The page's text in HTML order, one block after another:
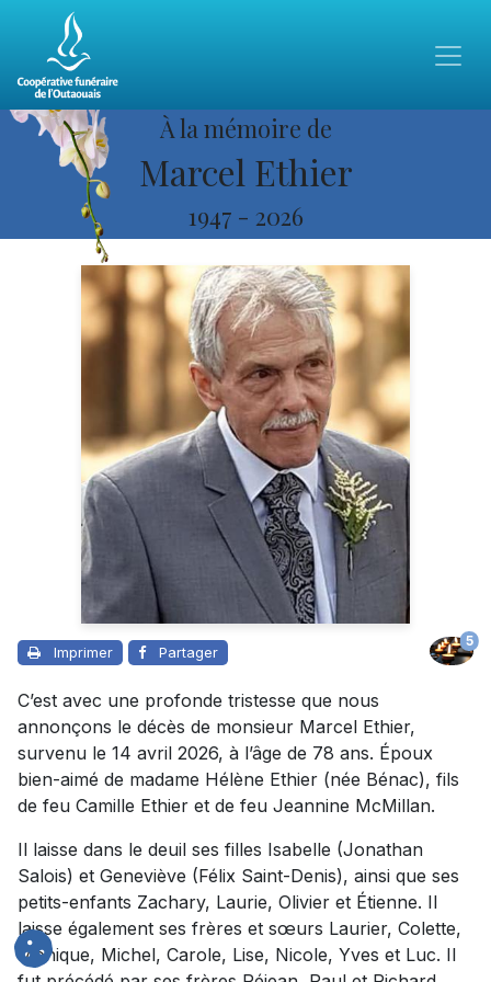
À la mémoire de
Marcel Ethier
1947 - 2026
Imprimer Partager
5
C’est avec une profonde tristesse que nous
annonçons le décès de monsieur Marcel Ethier,
survenu le 14 avril 2026, à l’âge de 78 ans. Époux
bien-aimé de madame Hélène Ethier (née Bénac), fils
de feu Camille Ethier et de feu Jeannine McMillan.
Il laisse dans le deuil ses filles Isabelle (Jonathan
Salois) et Geneviève (Félix Saint-Denis), ainsi que ses
petits-enfants Zachary, Laurie, Olivier et Étienne. Il
laisse également ses frères et sœurs Laurier, Colette,
Monique, Michel, Carole, Lise, Nicole, Yves et Luc. Il